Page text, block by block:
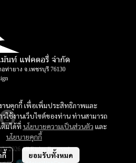
านคุกกี้ เพื่อเพิ่มประสิทธิภาพและ
ใช้งานเว็บไซต์ของท่าน ท่านสามารถ
ติมได้ที่ นโยบายความเป็นส่วนตัว และ
นโยบายคุกกี้
กี้ ยอมรับทั้งหมด
นท์ แฟคตอรี่ จำกัด
ท่ายาง จ.เพชรบุรี 76130
2026 All Rights Reserved.